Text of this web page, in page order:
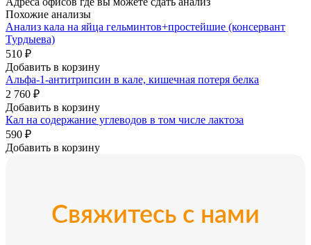
Похожие анализы
Анализ кала на яйца гельминтов+простейшие (консервант
Турдыева)
510 ₽
Добавить в корзину
Альфа-1-антитрипсин в кале, кишечная потеря белка
2 760 ₽
Добавить в корзину
Кал на содержание углеводов в том числе лактоза
590 ₽
Добавить в корзину
Свяжитесь с нами